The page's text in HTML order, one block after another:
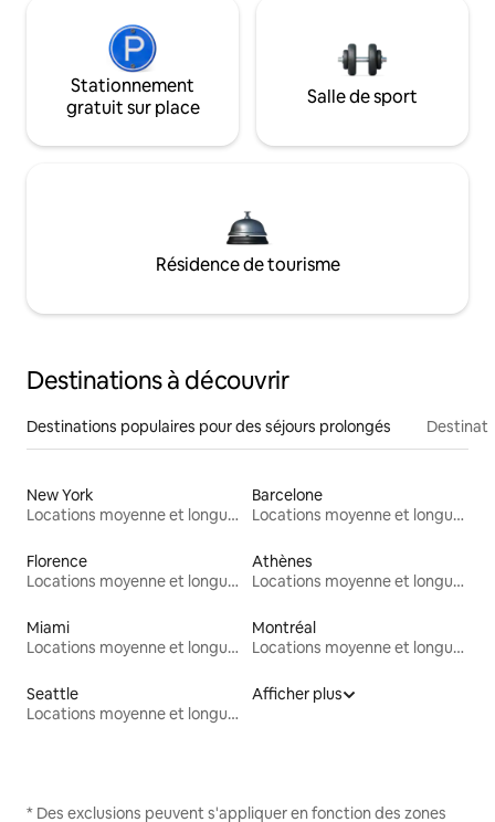
Stationnement
gratuit sur place
Salle de sport
Résidence de tourisme
Destinations à découvrir
Destinations populaires pour des séjours prolongés
New York
Locations moyenne et longue durée
Barcelone
Locations moyenne et longue durée
Florence
Locations moyenne et longue durée
Athènes
Locations moyenne et longue durée
Miami
Locations moyenne et longue durée
Montréal
Locations moyenne et longue durée
Seattle
Locations moyenne et longue durée
Afficher plus
* Des exclusions peuvent s'appliquer en fonction des zones